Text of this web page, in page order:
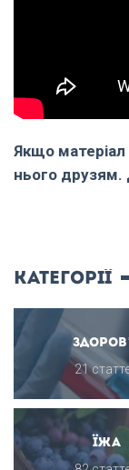
Якщо
нього
категорії
21
Їжа